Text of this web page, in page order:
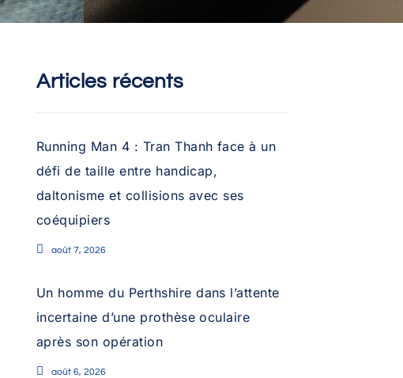
Articles récents
Running Man 4 : Tran Thanh face à un
défi de taille entre handicap,
daltonisme et collisions avec ses
coéquipiers
août 7, 2026
Un homme du Perthshire dans l’attente
incertaine d’une prothèse oculaire
après son opération
août 6, 2026